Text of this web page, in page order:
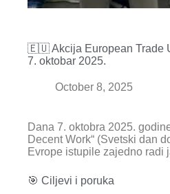
🇪🇺 Akcija European Trade
7. oktobar 2025.
October 8, 2025
Dana 7. oktobra 2025.
Decent Work“ (Svetski dan
Evrope istupile zajedno radi
🎯 Ciljevi i poruka